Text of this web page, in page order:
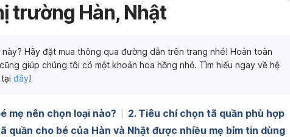
trường Hàn, Nhật
Hãy đặt mua thông qua đường dẫn trên trang nhé! Hoàn toàn
giúp chúng tôi có một khoản hoa hồng nhỏ. Tìm hiểu ngay về hệ
đây!
mẹ nên chọn loại nào?
2. Tiêu chí chọn tã quần phù hợp
quần cho bé của Hàn và Nhật được nhiều mẹ bỉm tin dùng